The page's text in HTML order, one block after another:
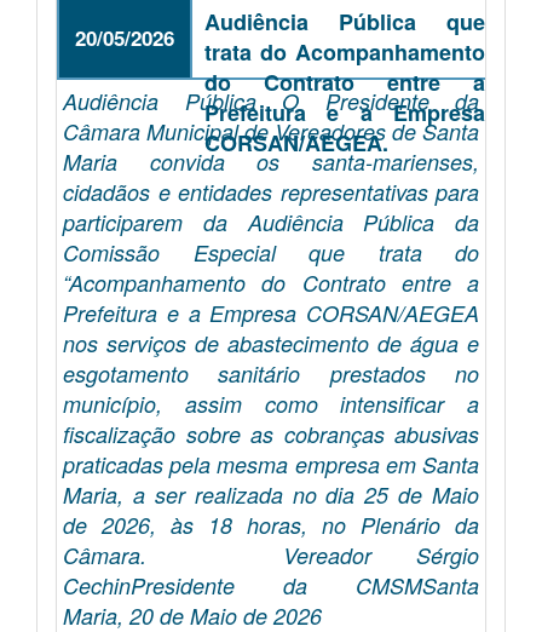
20/05/2026
Audiência Pública que
trata do Acompanhamento
do Contrato entre a
Prefeitura e a Empresa
CORSAN/AEGEA.
Audiência Pública O Presidente da
Câmara Municipal de Vereadores de Santa
Maria convida os santa-marienses,
cidadãos e entidades representativas para
participarem da Audiência Pública da
Comissão Especial que trata do
“Acompanhamento do Contrato entre a
Prefeitura e a Empresa CORSAN/AEGEA
nos serviços de abastecimento de água e
esgotamento sanitário prestados no
município, assim como intensificar a
fiscalização sobre as cobranças abusivas
praticadas pela mesma empresa em Santa
Maria, a ser realizada no dia 25 de Maio
de 2026, às 18 horas, no Plenário da
Câmara. Vereador Sérgio
CechinPresidente da CMSMSanta
Maria, 20 de Maio de 2026